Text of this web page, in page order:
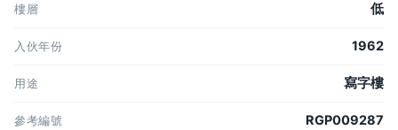
樓層 低
入伙年份 1962
用途 寫字樓
參考編號 RGP009287